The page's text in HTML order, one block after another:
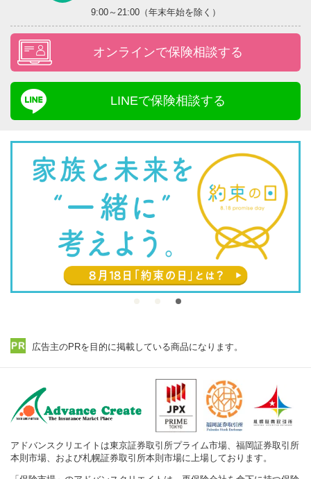
9:00～21:00（年末年始を除く）
オンラインで保険相談する
LINEで保険相談する
広告主のPRを目的に掲載している商品になります。
アドバンスクリエイトは東京証券取引所プライム市場、福岡証券取引所
本則市場、および札幌証券取引所本則市場に上場しております。